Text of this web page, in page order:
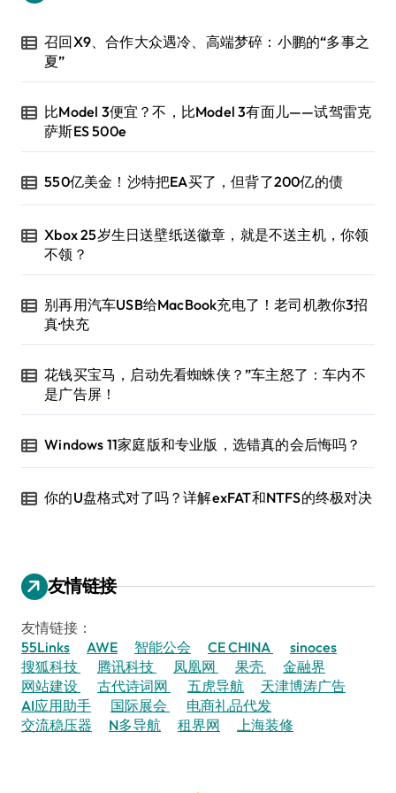
召回X9、合作大众遇冷、高端梦碎：小鹏的“多事之
夏”
比Model 3便宜？不，比Model 3有面儿——试驾雷克
萨斯ES 500e
550亿美金！沙特把EA买了，但背了200亿的债
Xbox 25岁生日送壁纸送徽章，就是不送主机，你领
不领？
别再用汽车USB给MacBook充电了！老司机教你3招
真·快充
花钱买宝马，启动先看蜘蛛侠？”车主怒了：车内不
是广告屏！
Windows 11家庭版和专业版，选错真的会后悔吗？
你的U盘格式对了吗？详解exFAT和NTFS的终极对决
友情链接
友情链接：
55Links
AWE 智能公会 CE CHINA
sinoces
搜狐科技
腾讯科技 凤凰网 果壳
金融界
网站建设
古代诗词网 五虎导航
天津博涛广告
AI应用助手
国际展会
电商礼品代发
交流稳压器
N多导航 租界网 上海装修